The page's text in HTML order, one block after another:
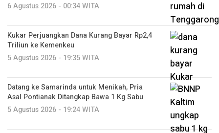
6 Agustus 2026 - 00:34 WITA
Kukar Perjuangkan Dana Kurang Bayar Rp2,4
Triliun ke Kemenkeu
5 Agustus 2026 - 19:35 WITA
Datang ke Samarinda untuk Menikah, Pria
Asal Pontianak Ditangkap Bawa 1 Kg Sabu
5 Agustus 2026 - 19:24 WITA